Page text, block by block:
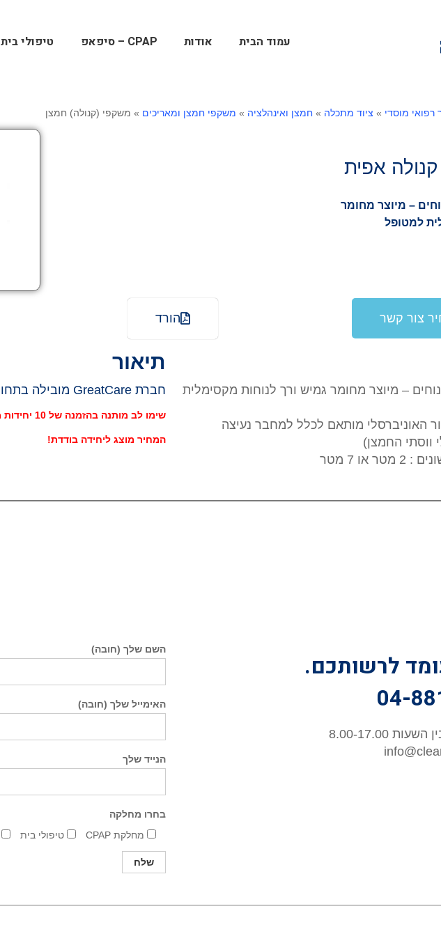
עמוד הבית אודות CPAP – סיפאפ טיפולי בית
רפואי מוסדי » ציוד מתכלה » חמצן ואינהלציה » משקפי חמצן ומאריכים » משקפי (קנולה) חמצן
אפית
– מיוצר מחומר
למטופל
צור קשר הורד
– מיוצר מחומר גמיש ורך לנוחות מקסימלית
האוניברסלי מותאם לכלל למחבר נעיצה
ווסתי החמצן)
7 מטר
תיאור
חברת GreatCare מובילה בתחום המתכלים לשימוש רפואי !
שימו לב מותנה בהזמנה של 10 יחידות מינימום !
המחיר מוצג ליחידה בודדת!
לרשותכם.
8.00-17.00
השם שלך (חובה)
האימייל שלך (חובה)
הנייד שלך
בחרו מחלקה
מחלקת CPAP
טיפולי בית